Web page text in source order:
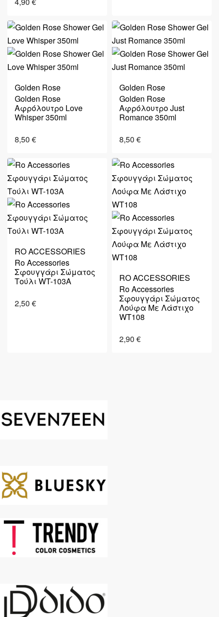
Golden Rose
Golden Rose
Αφρόλουτρο Love
Whisper 350ml
8,50 €
Golden Rose
Golden Rose
Αφρόλουτρο Just
Romance 350ml
8,50 €
RO ACCESSORIES
Ro Accessories
Σφουγγάρι Σώματος
Τούλι WT-103A
2,50 €
RO ACCESSORIES
Ro Accessories
Σφουγγάρι Σώματος
Λούφα Με Λάστιχο
WT108
2,90 €